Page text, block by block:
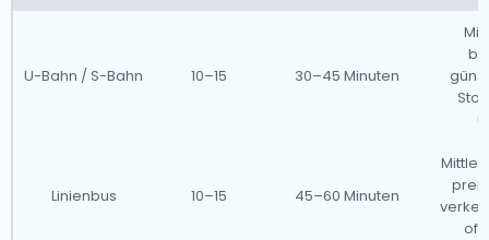
U-Bahn / S-Bahn 10–15 30–45 Minuten
Linienbus 10–15 45–60 Minuten
oft